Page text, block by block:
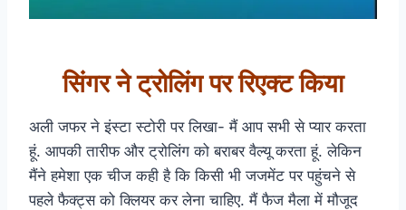
सिंगर ने ट्रोलिंग पर रिएक्ट किया
अली जफर ने इंस्टा स्टोरी पर लिखा- मैं आप सभी से प्यार करता
हूं. आपकी तारीफ और ट्रोलिंग को बराबर वैल्यू करता हूं. लेकिन
मैंने हमेशा एक चीज कही है कि किसी भी जजमेंट पर पहुंचने से
पहले फैक्ट्स को क्लियर कर लेना चाहिए. मैं फैज मैला में मौजूद